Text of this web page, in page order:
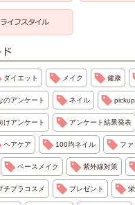
ダイエット メイク 健康
のアンケート ネイル pickup
けアンケート アンケート結果発表
ヘアケア 100均ネイル フ
ベースメイク 紫外線対策
チプラコスメ プレゼント